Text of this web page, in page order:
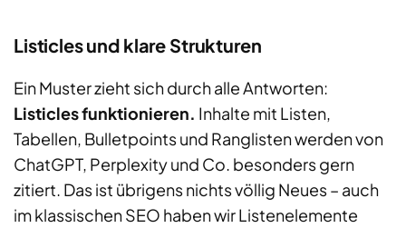
Listicles und klare Strukturen
Ein Muster zieht sich durch alle Antworten:
Listicles funktionieren. Inhalte mit Listen,
Tabellen, Bulletpoints und Ranglisten werden von
ChatGPT, Perplexity und Co. besonders gern
zitiert. Das ist übrigens nichts völlig Neues – auch
im klassischen SEO haben wir Listenelemente